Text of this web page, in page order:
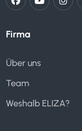
Firma
Über uns
Team
Weshalb ELIZA?